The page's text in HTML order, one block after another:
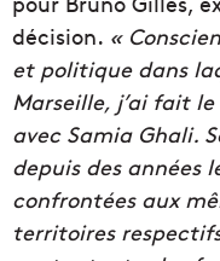
décision. «
et politique dans
Marseille, j’ai fait
avec Samia Ghali.
depuis des années
confrontées aux
territoires